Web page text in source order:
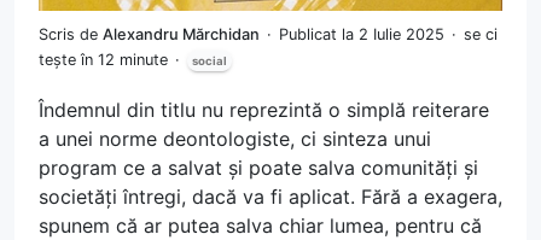
Scris de Alexandru Mărchidan Publicat la 2 Iulie 2025
se ci
tește în 12 minute
social
Îndemnul din titlu nu reprezintă o simplă reiterare
a unei norme deontologiste, ci sinteza unui
program ce a salvat și poate salva comunități și
societăți întregi, dacă va fi aplicat. Fără a exagera,
spunem că ar putea salva chiar lumea, pentru că